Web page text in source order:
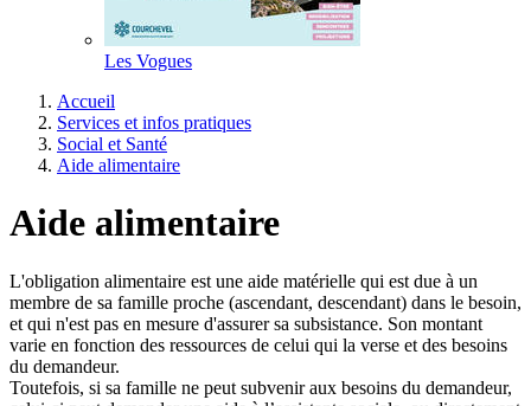
Les Vogues
Accueil
Services et infos pratiques
Social et Santé
Aide alimentaire
Aide alimentaire
L'obligation alimentaire est une aide matérielle qui est due à un
membre de sa famille proche (ascendant, descendant) dans le besoin,
et qui n'est pas en mesure d'assurer sa subsistance. Son montant
varie en fonction des ressources de celui qui la verse et des besoins
du demandeur.
Toutefois, si sa famille ne peut subvenir aux besoins du demandeur,